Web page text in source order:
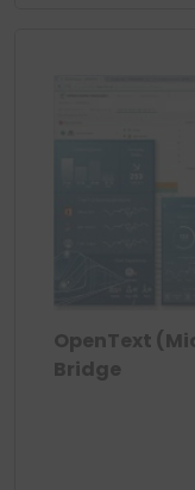
OpenText
Bridge